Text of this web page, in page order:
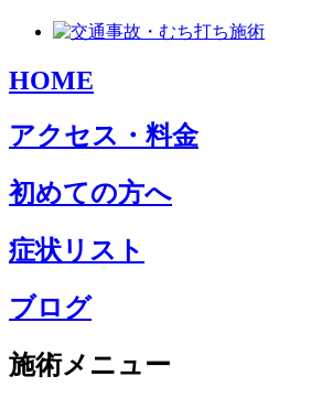
HOME
アクセス・料金
初めての方へ
症状リスト
ブログ
施術メニュー